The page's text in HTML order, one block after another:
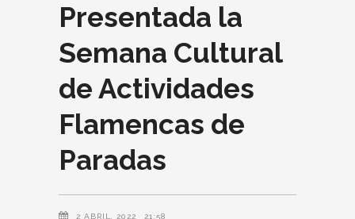
Presentada la
Semana Cultural
de Actividades
Flamencas de
Paradas
2 ABRIL, 2022 21:58